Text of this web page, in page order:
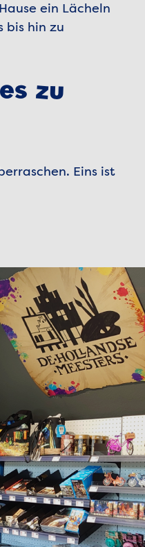
ein Lächeln
bis hin zu
zu
Eins ist